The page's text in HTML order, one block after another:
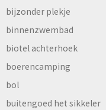
bijzonder plekje
binnenzwembad
biotel achterhoek
boerencamping
bol
buitengoed het sikkeler